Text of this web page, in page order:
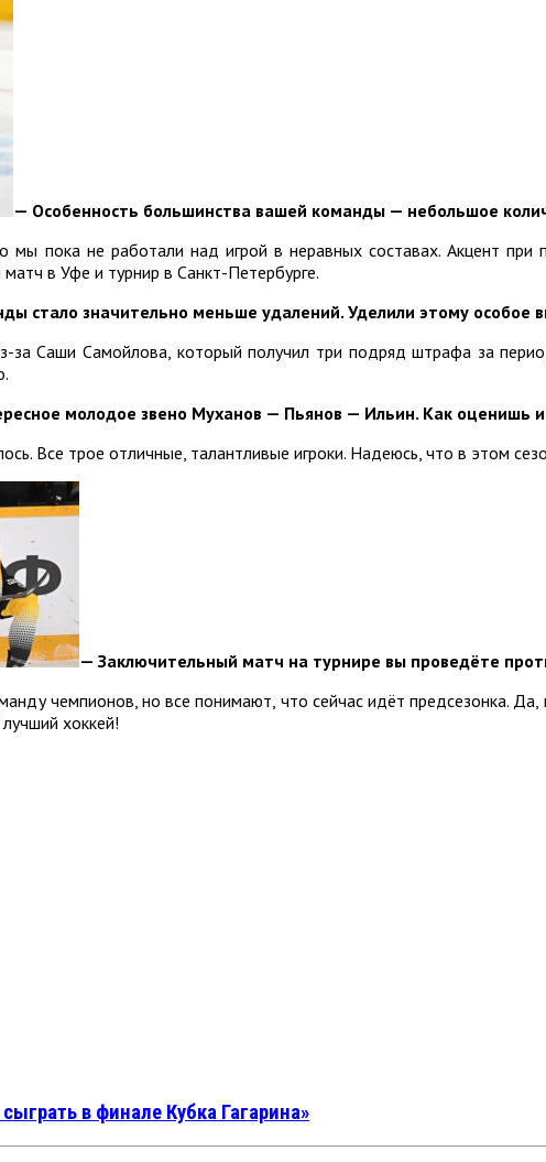
— Особенность большинства вашей команды — небольшое
мы пока не работали над игрой в неравных составах. Акцент
в Уфе и турнир в Санкт-Петербурге.
стало значительно меньше удалений. Уделили этому особое
Саши Самойлова, который получил три подряд штрафа за
молодое звено Муханов — Пьянов — Ильин. Как оценишь
Все трое отличные, талантливые игроки. Надеюсь, что в этом
— Заключительный матч на турнире вы проведёте
чемпионов, но все понимают, что сейчас идёт предсезонка.
хоккей!
в финале Кубка Гагарина»